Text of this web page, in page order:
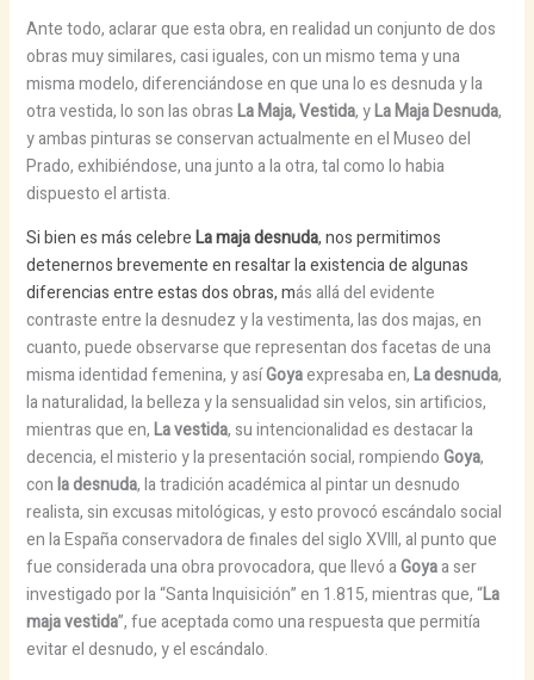
Ante todo, aclarar que esta obra, en realidad un conjunto de dos
obras muy similares, casi iguales, con un mismo tema y una
misma modelo, diferenciándose en que una lo es desnuda y la
otra vestida, lo son las obrasLa Maja, Vestida, yLa Maja Desnuda,
y ambas pinturas se conservan actualmente en el Museo del
Prado, exhibiéndose, una junto a la otra, tal como lo habia
dispuesto el artista.
Si bien es más celebreLa maja desnuda, nos permitimos
detenernos brevemente en resaltar la existencia de algunas
diferencias entre estas dos obras, más allá del evidente
contraste entre la desnudez y la vestimenta, las dos majas, en
cuanto, puede observarse que representan dos facetas de una
misma identidad femenina, y asíGoyaexpresaba en,La desnuda,
la naturalidad, la belleza y la sensualidad sin velos, sin artificios,
mientras que en,La vestida, su intencionalidad es destacar la
decencia, el misterio y la presentación social, rompiendoGoya,
conla desnuda, la tradición académica al pintar un desnudo
realista, sin excusas mitológicas, y esto provocó escándalo social
en la España conservadora de finales del siglo XVIII, al punto que
fue considerada una obra provocadora, que llevó aGoyaa ser
investigado por la “Santa Inquisición” en 1.815, mientras que, “La
maja vestida”, fue aceptada como una respuesta que permitía
evitar el desnudo, y el escándalo.